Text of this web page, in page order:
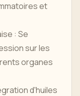
et
: Se
sur les
organes
d'huiles